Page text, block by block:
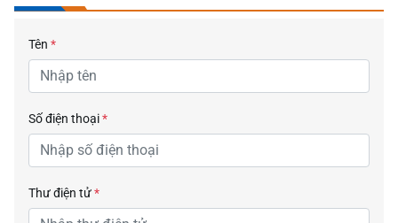
Tên *
Số điện thoại*
Thư điện tử*